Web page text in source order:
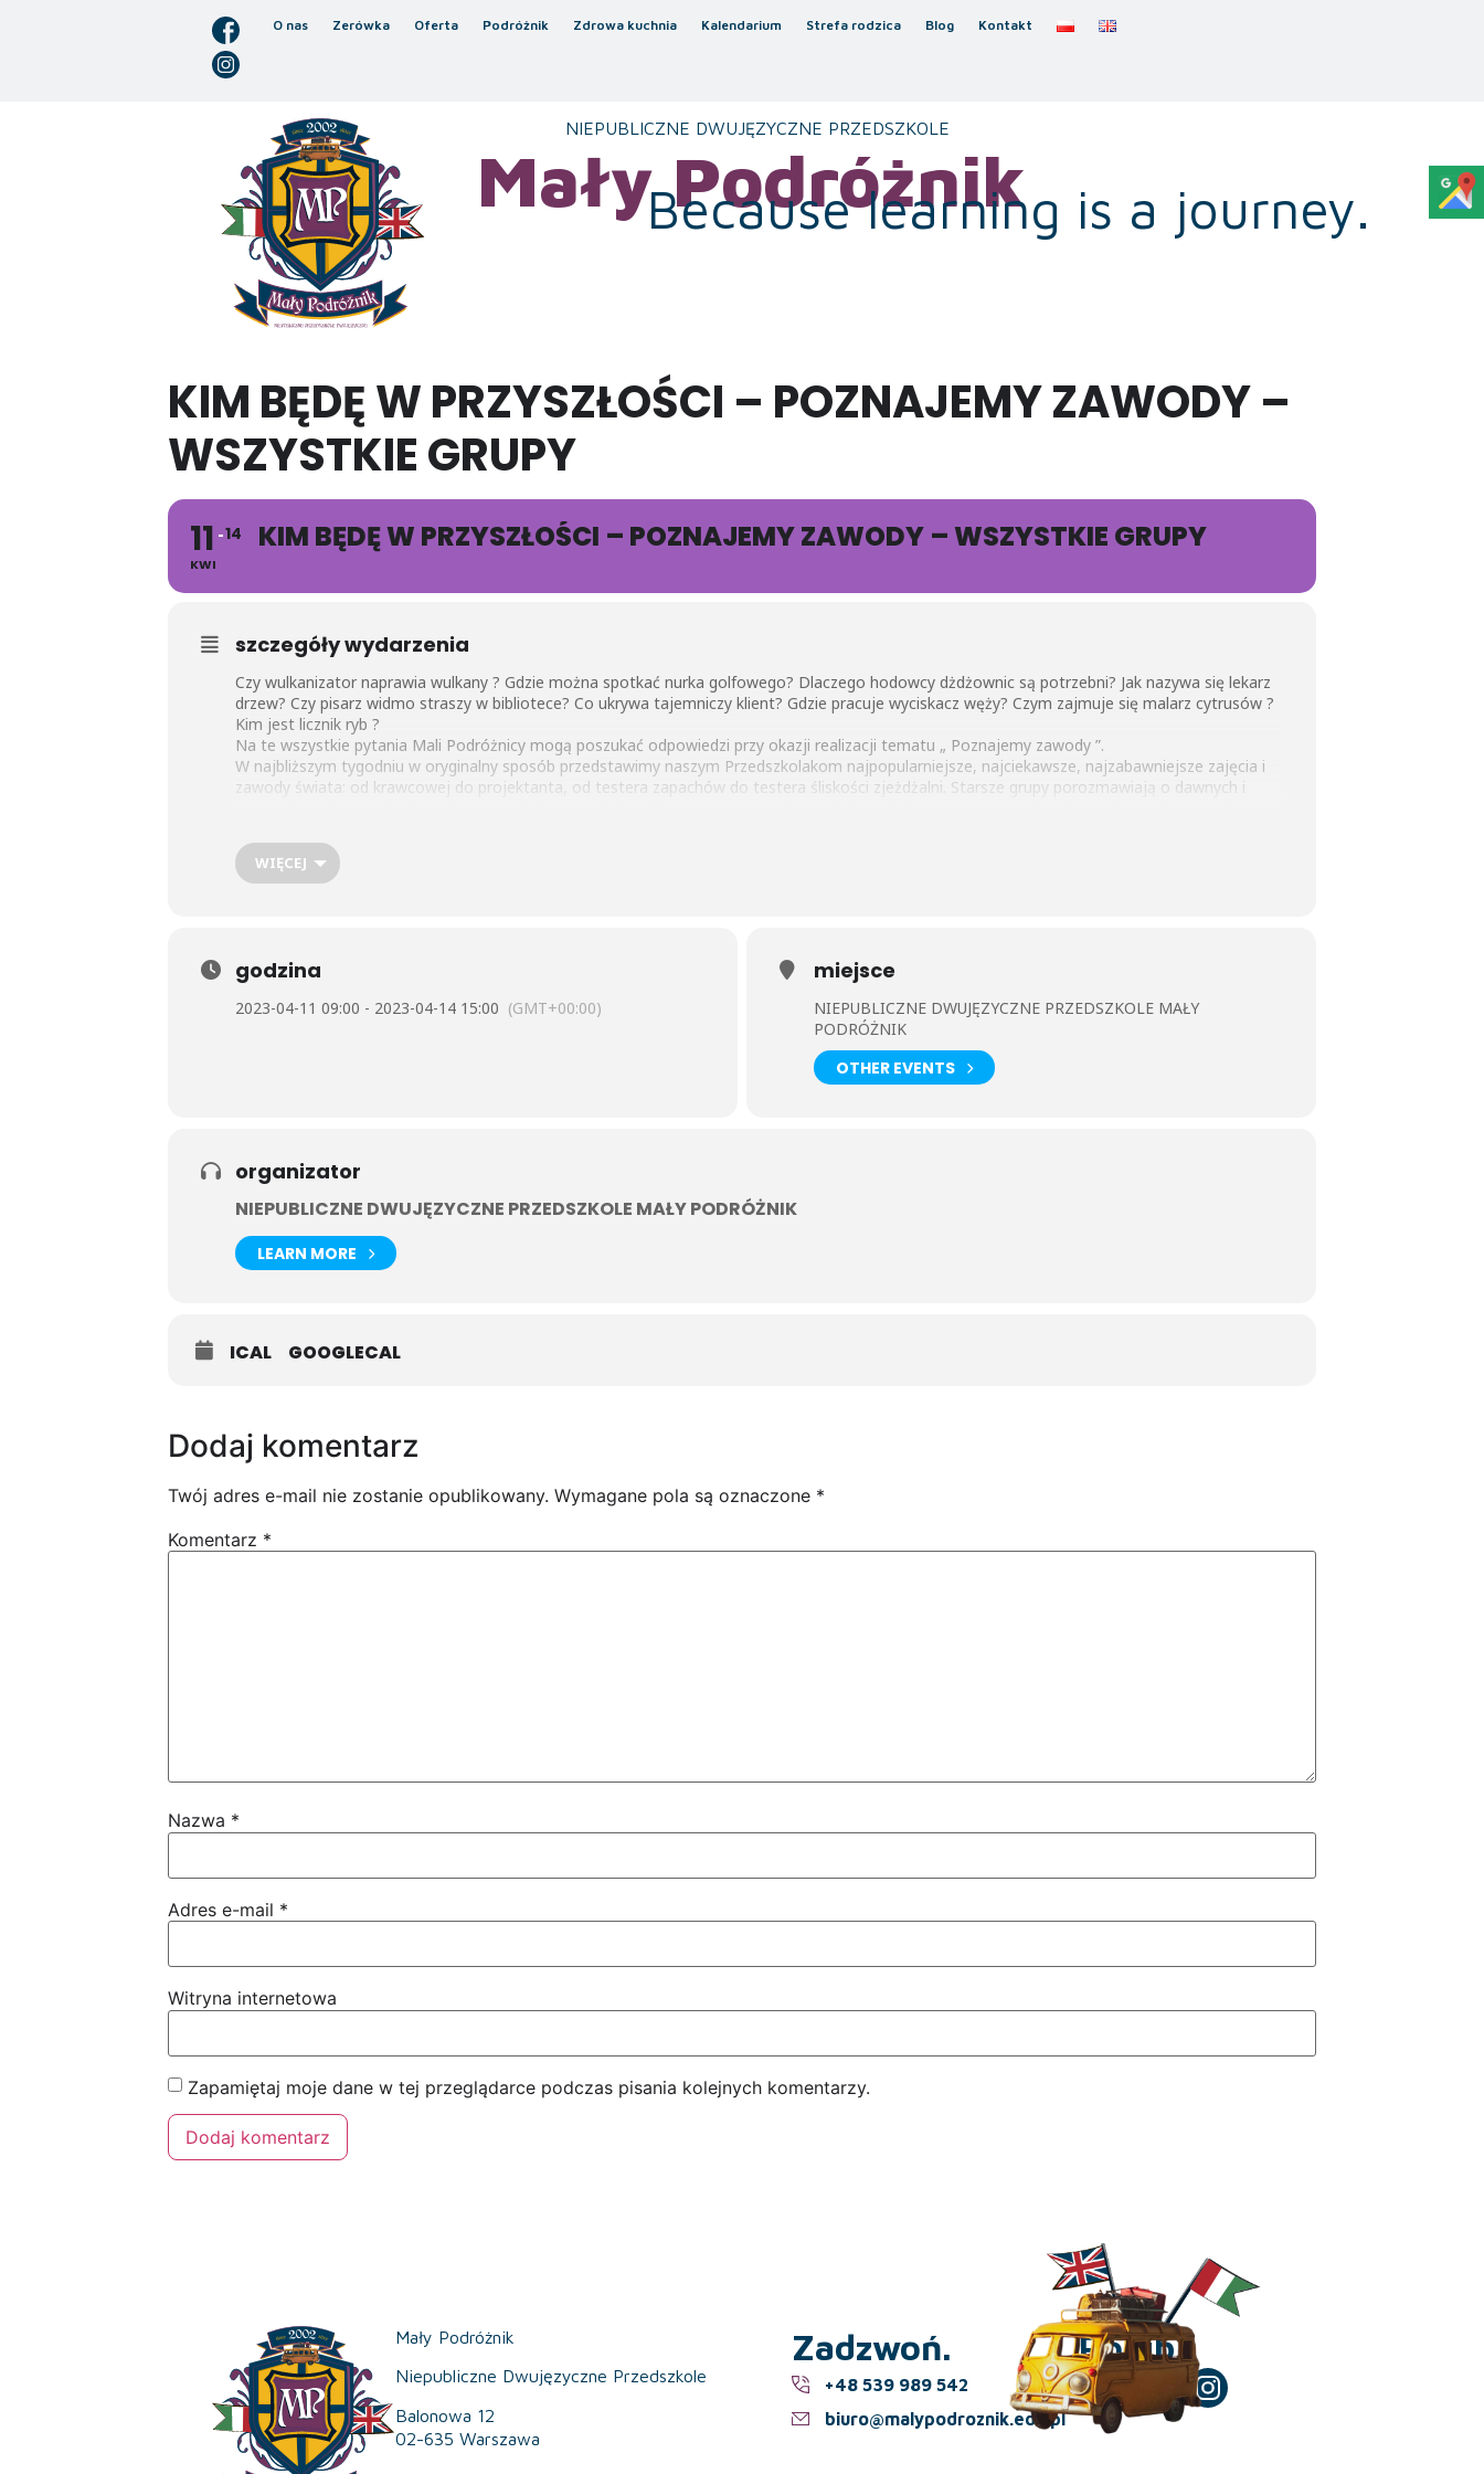
O nas Zerówka Oferta Podróżnik Zdrowa kuchnia Kalendarium Strefa rodzica Blog Kontakt
NIEPUBLICZNE DWUJĘZYCZNE PRZEDSZKOLE
Mały Podróżnik
Because learning is a journey.
KIM BĘDĘ W PRZYSZŁOŚCI – POZNAJEMY ZAWODY –
WSZYSTKIE GRUPY
11
KWI
14 KIM BĘDĘ W PRZYSZŁOŚCI – POZNAJEMY ZAWODY – WSZYSTKIE GRUPY
szczegóły wydarzenia
Czy wulkanizator naprawia wulkany ? Gdzie można spotkać nurka golfowego? Dlaczego hodowcy dżdżownic są potrzebni? Jak nazywa się lekarz
drzew? Czy pisarz widmo straszy w bibliotece? Co ukrywa tajemniczy klient? Gdzie pracuje wyciskacz węży? Czym zajmuje się malarz cytrusów ?
Kim jest licznik ryb ?
Na te wszystkie pytania Mali Podróżnicy mogą poszukać odpowiedzi przy okazji realizacji tematu „ Poznajemy zawody ”.
W najbliższym tygodniu w oryginalny sposób przedstawimy naszym Przedszkolakom najpopularniejsze, najciekawsze, najzabawniejsze zajęcia i
zawody świata: od krawcowej do projektanta, od testera zapachów do testera śliskości zjeżdżalni. Starsze grupy porozmawiają o dawnych i
Podsumowując temat Przedszkolaki opowiedzą kim chciałyby zostać w przyszłości i wykonają na ten temat pracę plastyczną.
WIĘCEJ
godzina
2023-04-11 09:00 - 2023-04-14 15:00 (GMT+00:00)
miejsce
NIEPUBLICZNE DWUJĘZYCZNE PRZEDSZKOLE MAŁY
PODRÓŻNIK
OTHER EVENTS
organizator
NIEPUBLICZNE DWUJĘZYCZNE PRZEDSZKOLE MAŁY PODRÓŻNIK
LEARN MORE
ICAL GOOGLECAL
Dodaj komentarz
Twój adres e-mail nie zostanie opublikowany. Wymagane pola są oznaczone *
Komentarz *
Nazwa *
Adres e-mail *
Witryna internetowa
Zapamiętaj moje dane w tej przeglądarce podczas pisania kolejnych komentarzy.
Mały Podróżnik
Niepubliczne Dwujęzyczne Przedszkole
Balonowa 12
02-635 Warszawa
Zadzwoń.
+48 539 989 542
biuro@malypodroznik.edu.pl
Polub!